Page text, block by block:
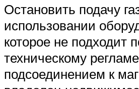
Остановить подачу
использовании
которое не подходит
техническому
подсоединением к